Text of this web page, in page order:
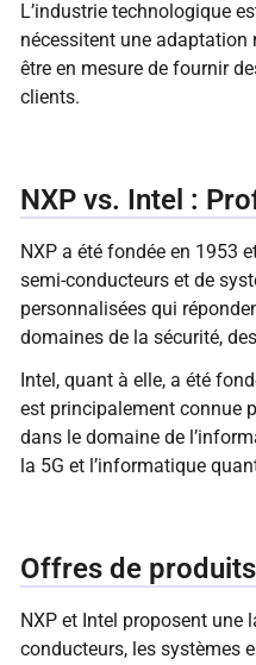
L’industrie technologique
nécessitent une adaptation
être en mesure de fournir
clients.
NXP vs. Intel :
NXP a été fondée en 1953
semi-conducteurs et de
personnalisées qui
domaines de la sécurité,
Intel, quant à elle, a été
est principalement connue
dans le domaine de
la 5G et l’informatique
Offres de
NXP et Intel proposent une
conducteurs, les systèmes